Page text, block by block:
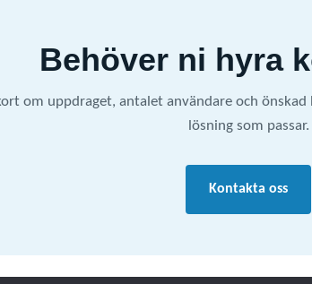
Behöver ni hyra
om uppdraget, antalet användare och
lösning som passar.
Kontakta oss